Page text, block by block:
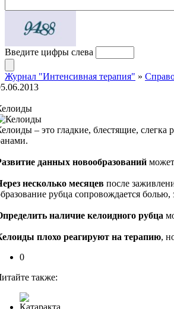
Введите цифры слева
Журнал "Интенсивная терапия" »
– это гладкие, блестящие,
данных новообразований
несколько месяцев после
рубца сопровождается
наличие келоидного рубца
плохо реагируют на терапию,
0
также: